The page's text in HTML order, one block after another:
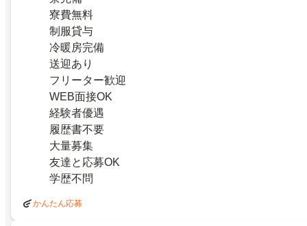
寮費無料
制服貸与
冷暖房完備
送迎あり
フリーター歓迎
WEB面接OK
経験者優遇
履歴書不要
大量募集
友達と応募OK
学歴不問
かんたん応募